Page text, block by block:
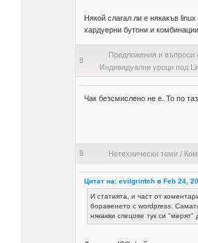
Някой слагал ли е някакъв
хардуерни бутони и
8
Предложения и въпроси
Индивидуални уроци под
Чак безсмислено не е. То по
9 Нетехнически теми/
Цитат на: evilgrintch в Feb 24,
И статията, и част от
боравенето с wordpress.
някакви спецове тук си